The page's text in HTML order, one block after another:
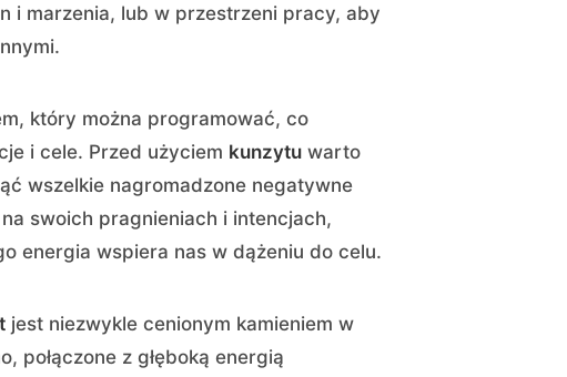
i marzenia, lub w przestrzeni pracy, aby
który można programować, co
i cele. Przed użyciem kunzytu warto
wszelkie nagromadzone negatywne
swoich pragnieniach i intencjach,
energia wspiera nas w dążeniu do celu.
jest niezwykle cenionym kamieniem w
połączone z głęboką energią